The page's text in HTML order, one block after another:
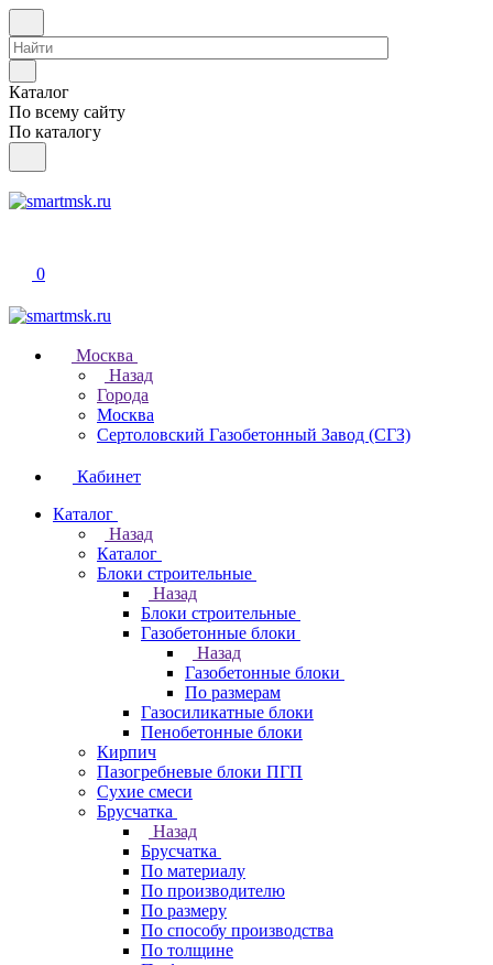
Каталог
По всему сайту
По каталогу
0
Москва
Назад
Города
Москва
Сертоловский Газобетонный Завод (СГЗ)
Кабинет
Каталог
Назад
Каталог
Блоки строительные
Назад
Блоки строительные
Газобетонные блоки
Назад
Газобетонные блоки
По размерам
Газосиликатные блоки
Пенобетонные блоки
Кирпич
Пазогребневые блоки ПГП
Сухие смеси
Брусчатка
Назад
Брусчатка
По материалу
По производителю
По размеру
По способу производства
По толщине